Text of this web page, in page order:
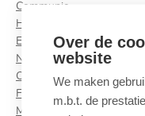
Communie
Halloween
Eindejaar
Nieuwjaar
Carnaval
Familie
Moederdag
Over de
website
We maken
m.b.t. de